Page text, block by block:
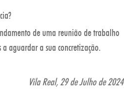
de uma reunião de trabalho
aguardar a sua concretização.
Vila Real, 29 de Julho de 2024